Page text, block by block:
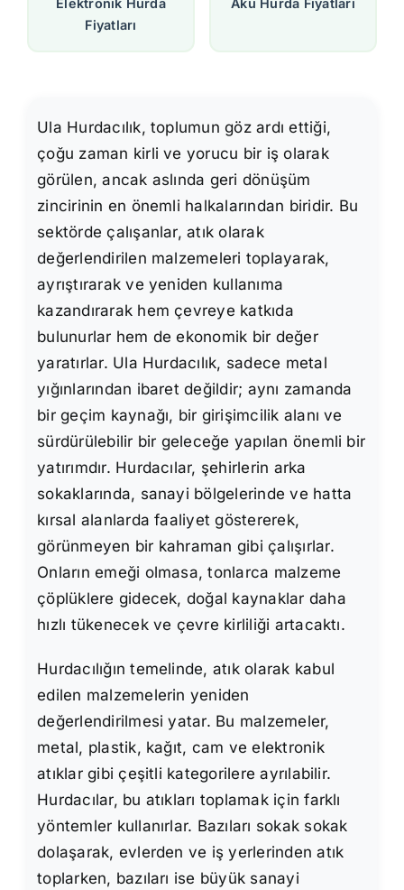
Fiyatları
Ula Hurdacılık, toplumun göz ardı ettiği,
çoğu zaman kirli ve yorucu bir iş olarak
görülen, ancak aslında geri dönüşüm
zincirinin en önemli halkalarından biridir. Bu
sektörde çalışanlar, atık olarak
değerlendirilen malzemeleri toplayarak,
ayrıştırarak ve yeniden kullanıma
kazandırarak hem çevreye katkıda
bulunurlar hem de ekonomik bir değer
yaratırlar. Ula Hurdacılık, sadece metal
yığınlarından ibaret değildir; aynı zamanda
bir geçim kaynağı, bir girişimcilik alanı ve
sürdürülebilir bir geleceğe yapılan önemli bir
yatırımdır. Hurdacılar, şehirlerin arka
sokaklarında, sanayi bölgelerinde ve hatta
kırsal alanlarda faaliyet göstererek,
görünmeyen bir kahraman gibi çalışırlar.
Onların emeği olmasa, tonlarca malzeme
çöplüklere gidecek, doğal kaynaklar daha
hızlı tükenecek ve çevre kirliliği artacaktı.
Hurdacılığın temelinde, atık olarak kabul
edilen malzemelerin yeniden
değerlendirilmesi yatar. Bu malzemeler,
metal, plastik, kağıt, cam ve elektronik
atıklar gibi çeşitli kategorilere ayrılabilir.
Hurdacılar, bu atıkları toplamak için farklı
yöntemler kullanırlar. Bazıları sokak sokak
dolaşarak, evlerden ve iş yerlerinden atık
toplarken, bazıları ise büyük sanayi